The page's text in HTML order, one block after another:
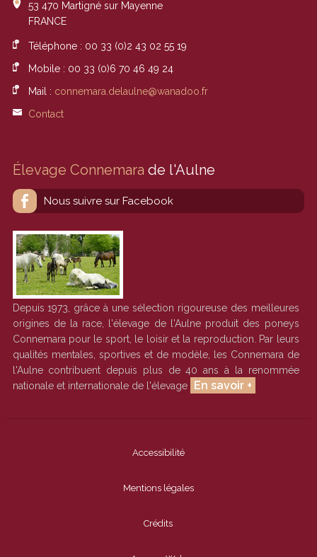
53 470 Martigné sur Mayenne
FRANCE
Téléphone : 00 33 (0)2 43 02 55 19
Mobile : 00 33 (0)6 70 46 49 24
Mail : connemara.delaulne@wanadoo.fr
Contact
Élevage Connemara de l'Aulne
Nous suivre sur Facebook
Depuis 1973, grâce à une sélection rigoureuse des meilleures
origines de la race, l'élevage de l'Aulne produit des poneys
Connemara pour le sport, le loisir et la reproduction. Par leurs
qualités mentales, sportives et de modèle, les Connemara de
l'Aulne contribuent depuis plus de 40 ans à la renommée
nationale et internationale de l'élevage
En savoir +
Accessibilité
Mentions légales
Crédits